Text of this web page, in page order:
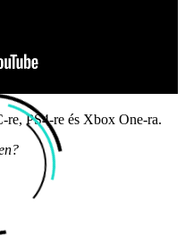
PS4-re és Xbox One-ra.